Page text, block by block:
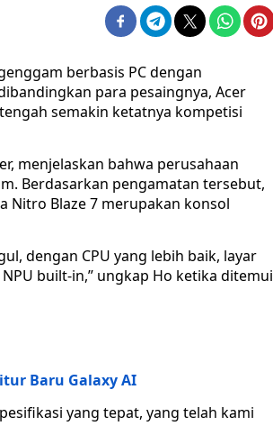
berbasis PC dengan
para pesaingnya, Acer
semakin ketatnya kompetisi
menjelaskan bahwa perusahaan
Berdasarkan pengamatan tersebut,
Nitro Blaze 7 merupakan konsol
dengan CPU yang lebih baik, layar
built-in,” ungkap Ho ketika ditemui
Baru Galaxy AI
yang tepat, yang telah kami